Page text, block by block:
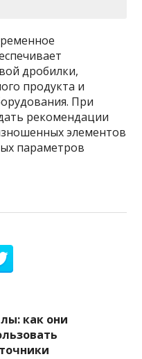
дробилки,
продукта и
При
рекомендации
элементов
параметров
как они